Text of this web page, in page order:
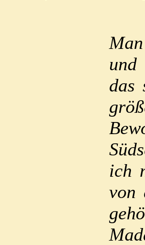
und
das
ich
von